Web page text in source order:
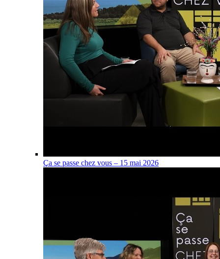
Ça se passe chez vous – 15 mai 2026